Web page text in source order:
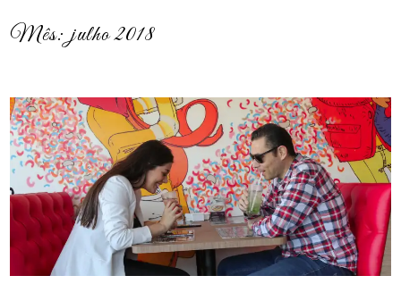
Mês:julho 2018
post
thumbnail